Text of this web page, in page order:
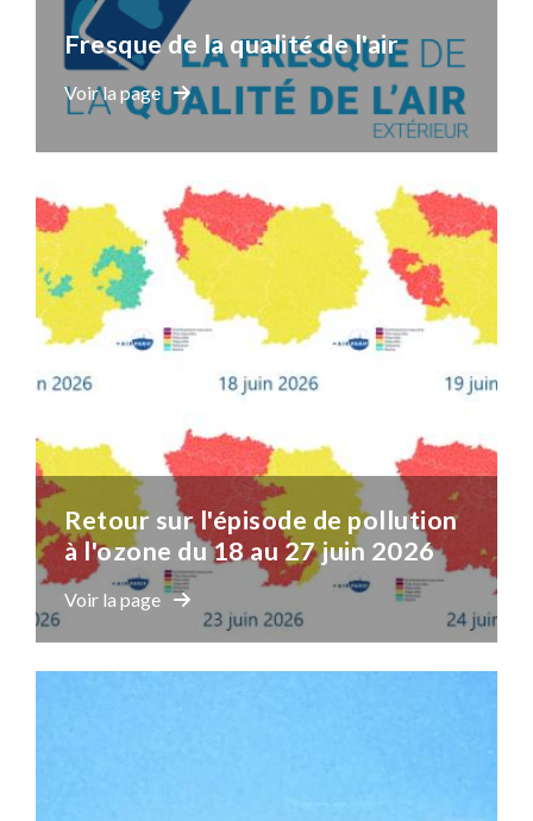
Fresque de la qualité de l'air
Voir la page
Retour sur l'épisode de pollution
à l'ozone du 18 au 27 juin 2026
Voir la page